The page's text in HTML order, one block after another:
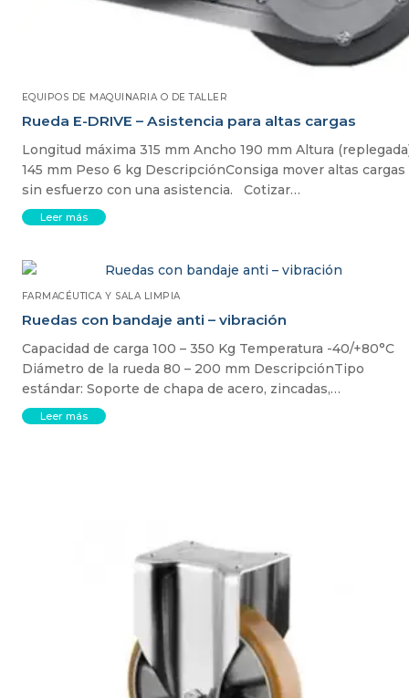
EQUIPOS DE MAQUINARIA O DE TALLER
Rueda E-DRIVE – Asistencia para altas cargas
Longitud máxima 315 mm Ancho 190 mm Altura
145 mm Peso 6 kg DescripciónConsiga mover altas cargas
sin esfuerzo con una asistencia. Cotizar…
Leer más
FARMACÉUTICA Y SALA LIMPIA
Ruedas con bandaje anti – vibración
Capacidad de carga 100 – 350 Kg Temperatura -40/+80°C
Diámetro de la rueda 80 – 200 mm DescripciónTipo
estándar: Soporte de chapa de acero, zincadas,…
Leer más